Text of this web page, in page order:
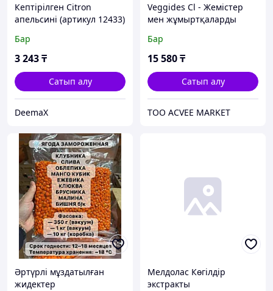
Кептірілген Citron
апельсині (артикул 12433)
Бар
3 243₸
Сатып алу
DeemaX
Veggides Cl - Жемістер
мен жұмыртқаларды
2.2 кг
Бар
15 580₸
Сатып алу
TOO ACVEE MARKET
Әртүрлі мұздатылған
жидектер
Мелдолас Көгілдір
экстракты